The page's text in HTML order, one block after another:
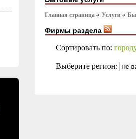
Главная страница Услуги
Фирмы раздела
Сортировать по:
Выберите регион: